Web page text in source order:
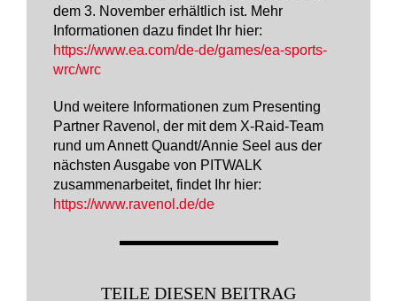
dem 3. November erhältlich ist. Mehr
Informationen dazu findet Ihr hier:
https://www.ea.com/de-de/games/ea-sports-
wrc/wrc
Und weitere Informationen zum Presenting
Partner Ravenol, der mit dem X-Raid-Team
rund um Annett Quandt/Annie Seel aus der
nächsten Ausgabe von PITWALK
zusammenarbeitet, findet Ihr hier:
https://www.ravenol.de/de
TEILE DIESEN BEITRAG